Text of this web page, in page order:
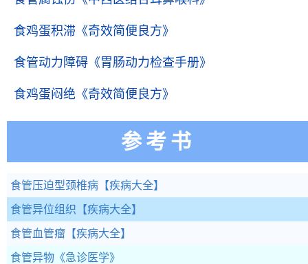
食鸡蛋积滞 《奇效简便良方》
食管动力障碍 《胃肠动力检查手册》
食鸡蛋闷绝 《奇效简便良方》
参考书
食管压迫型颈椎病 【疾病大全】
食管异位组织 【疾病大全】
食管血管瘤 【疾病大全】
食管异物 《急诊医学》